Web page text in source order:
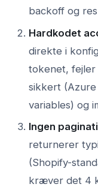
backoff og
Hardkodet
direkte i
tokenet, fejler
sikkert (Azure
variables) og
Ingen
returnerer
(Shopify-
kræver det 4